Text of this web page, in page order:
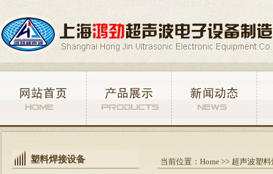
塑料焊接设备 当前位置： Home >> 超声波塑